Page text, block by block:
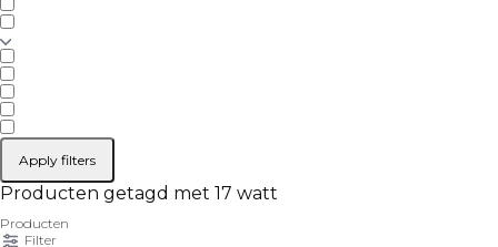
Apply filters
Producten getagd met 17 watt
Producten
Filter